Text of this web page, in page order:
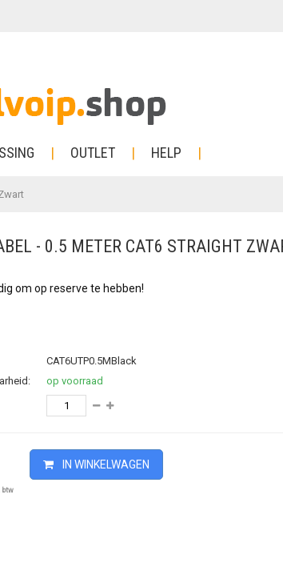
OUTLET HELP
- 0.5 METER CAT6 STRAIGHT
om op reserve te hebben!
CAT6UTP0.5MBlack
op voorraad
btw
IN WINKELWAGEN